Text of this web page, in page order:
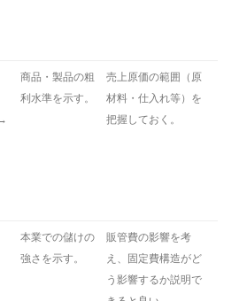
商品・製品の粗
利水準を示す。
売上原価の範囲（原
材料・仕入れ等）を
把握しておく。
本業での儲けの
強さを示す。
販管費の影響を考
え、固定費構造がど
う影響するか説明で